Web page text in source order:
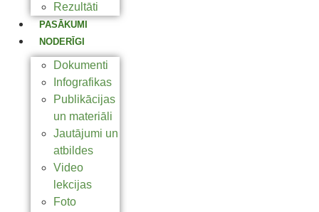
Rezultāti
PASĀKUMI
NODERĪGI
Dokumenti
Infografikas
Publikācijas
un materiāli
Jautājumi un
atbildes
Video
lekcijas
Foto